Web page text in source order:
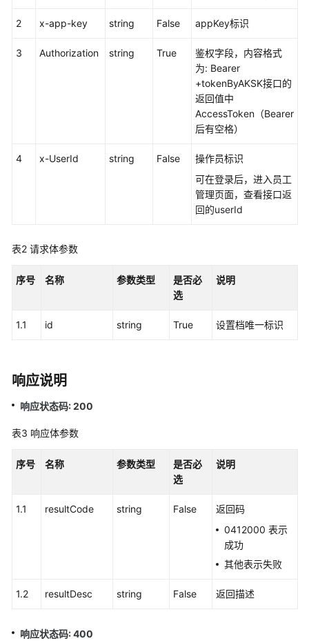
口
权
置
（API
中
配
类
口
动
呼
集
2 x-app-key string False appKey标识
3 Authorization string True
鉴权字段，内容格式
为: Bearer
+tokenByAKSK接口的
返回值中
AccessToken（Bearer
后有空格）
4 x-UserId string False
操作员标识
可在登录后，进入员工
管理页面，查看接口返
回的userId
表2 请求体参数
序号 名称 参数类型
是否必
选
说明
1.1 id string True 设置档唯一标识
响应说明
响应状态码: 200
表3 响应体参数
序号 名称 参数类型
是否必
选
说明
1.1 resultCode string False
返回码
0412000 表示
成功
其他表示失败
1.2 resultDesc string False 返回描述
响应状态码: 400